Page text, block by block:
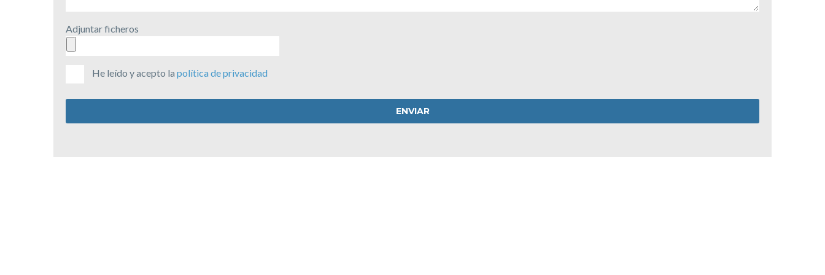
Adjuntar ficheros
He leído y acepto la política de privacidad